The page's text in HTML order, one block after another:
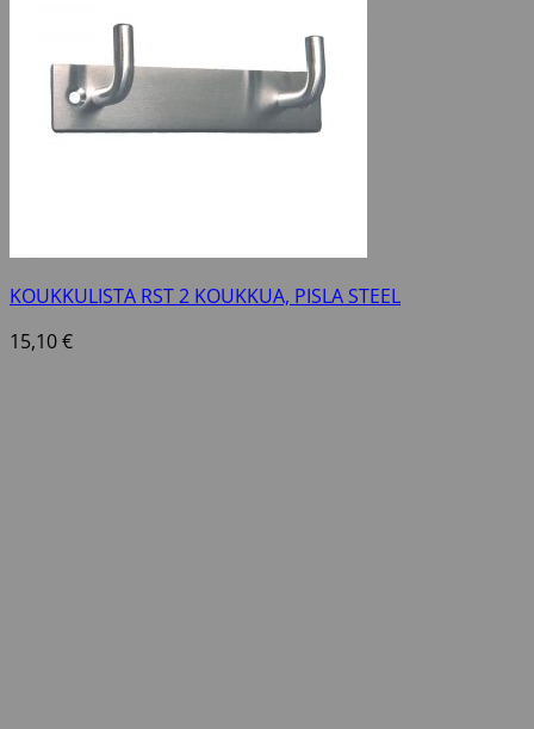
KOUKKULISTA RST 2 KOUKKUA, PISLA STEEL
15,10€